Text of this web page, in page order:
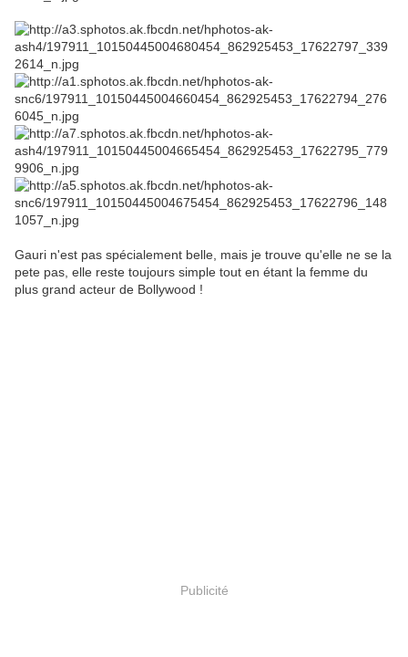
Gauri n'est pas spécialement belle, mais je trouve qu'elle ne se la
pete pas, elle reste toujours simple tout en étant la femme du
plus grand acteur de Bollywood !
Publicité